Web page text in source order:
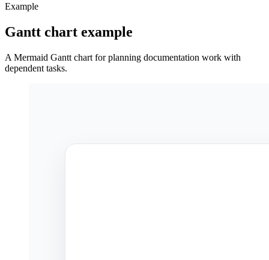
Example
Gantt chart example
A Mermaid Gantt chart for planning documentation work with
dependent tasks.